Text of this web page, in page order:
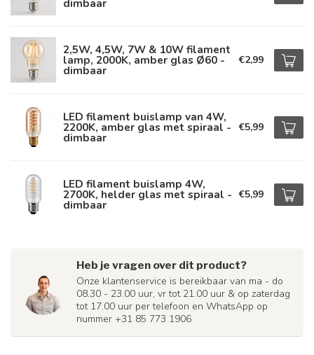
dimbaar
2,5W, 4,5W, 7W & 10W filament
lamp, 2000K, amber glas Ø60 -
dimbaar
€2,99
LED filament buislamp van 4W,
2200K, amber glas met spiraal -
dimbaar
€5,99
LED filament buislamp 4W,
2700K, helder glas met spiraal -
dimbaar
€5,99
Heb je vragen over dit product?
Onze klantenservice is bereikbaar van ma - do
08.30 - 23.00 uur, vr tot 21.00 uur & op zaterdag
tot 17.00 uur per telefoon en WhatsApp op
nummer +31 85 773 1906